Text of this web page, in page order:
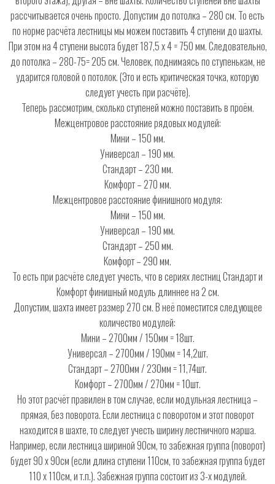
рассчитывается очень просто. Допустим до потолка – 280 см. То есть
по норме расчёта лестницы мы можем поставить 4 ступени до шахты.
При этом на 4 ступени высота будет 187,5 х 4 = 750 мм. Следовательно,
до потолка – 280-75= 205 см. Человек, поднимаясь по ступенькам, не
ударится головой о потолок. (Это и есть критическая точка, которую
следует учесть при расчёте).
Теперь рассмотрим, сколько ступеней можно поставить в проём.
Межцентровое расстояние рядовых модулей:
Мини – 150 мм.
Универсал – 190 мм.
Стандарт – 230 мм.
Комфорт – 270 мм.
Межцентровое расстояние финишного модуля:
Мини – 150 мм.
Универсал – 190 мм.
Стандарт – 250 мм.
Комфорт – 290 мм.
То есть при расчёте следует учесть, что в сериях лестниц Стандарт и
Комфорт финишный модуль длиннее на 2 см.
Допустим, шахта имеет размер 270 см. В неё поместится следующее
количество модулей:
Мини – 2700мм / 150мм = 18шт.
Универсал – 2700мм / 190мм = 14,2шт.
Стандарт – 2700мм / 230мм = 11,74шт.
Комфорт – 2700мм / 270мм = 10шт.
Но этот расчёт правилен в том случае, если модульная лестница –
прямая, без поворота. Если лестница с поворотом и этот поворот
находится в шахте, то следует учесть ширину лестничного марша.
Например, если лестница шириной 90см, то забежная группа (поворот)
будет 90 х 90см (если длина ступени 110см, то забежная группа будет
110 х 110см, и т.п.). Забежная группа состоит из 3-х модулей.